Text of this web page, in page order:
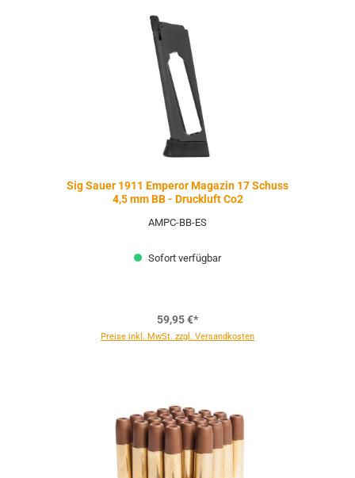
Sig Sauer 1911 Emperor Magazin 17 Schuss
4,5 mm BB - Druckluft Co2
AMPC-BB-ES
Sofort verfügbar
59,95 €*
Preise inkl. MwSt. zzgl. Versandkosten